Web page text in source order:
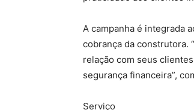
A campanha é integrada
cobrança da construtora.
relação com seus
segurança financeira”,
Serviço